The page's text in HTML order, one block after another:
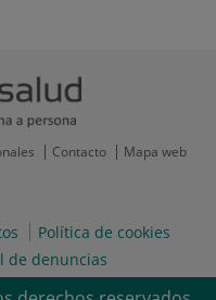
Contacto Mapa web
Política de cookies
de denuncias